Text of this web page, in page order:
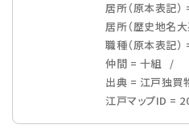
居所（原本表記
居所（歴史地名
職種（原本表記
仲間 = 十組
出典 = 江戸独買
江戸マップID =